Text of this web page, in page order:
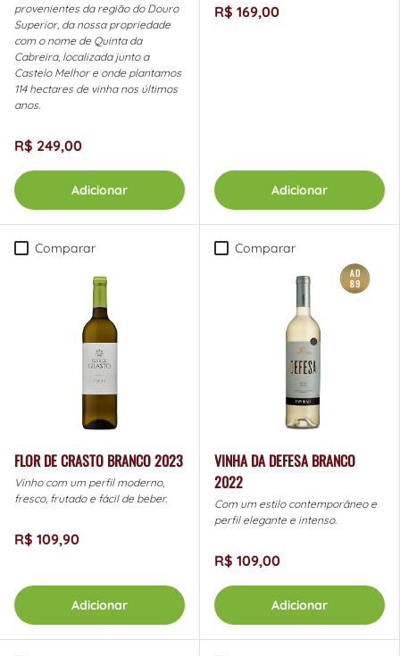
provenientes da região do Douro
Superior, da nossa propriedade
com o nome de Quinta da
Cabreira, localizada junto a
Castelo Melhor e onde plantamos
114 hectares de vinha nos últimos
anos.
R$ 249,00
Adicionar
R$ 169,00
Adicionar
Comparar
FLOR DE CRASTO BRANCO 2023
Vinho com um perfil moderno,
fresco, frutado e fácil de beber.
R$ 109,90
Adicionar
Comparar
VINHA DA DEFESA BRANCO
2022
Com um estilo contemporâneo e
perfil elegante e intenso.
R$ 109,00
Adicionar